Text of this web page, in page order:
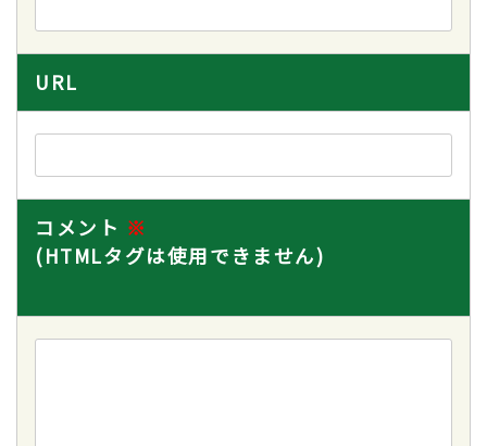
URL
コメント ※
(HTMLタグは使用できません)